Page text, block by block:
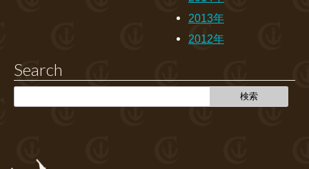
2013年
2012年
Search